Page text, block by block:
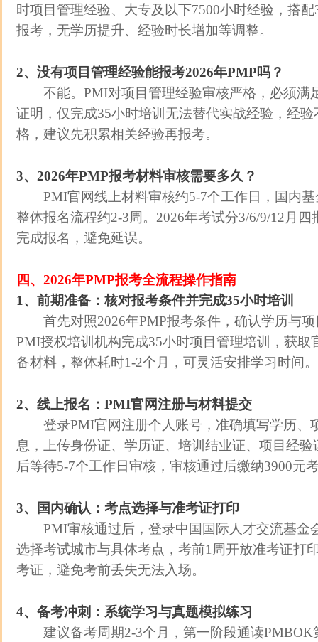
时项目管理经验、大专及以下7500小时经验，搭
报考，无学历提升、经验时长增加等调整。
2、没有项目管理经验能报考2026年PMP吗？
不能。PMI对项目管理经验审核严格，必须满
证明，仅完成35小时培训无法替代实战经验，经
格，建议先积累相关经验再报考。
3、2026年PMP报考材料审核需要多久？
PMI官网线上材料审核约5-7个工作日，国内基
整体报名流程约2-3周。2026年考试分3/6/9/12月
完成报名，避免延误。
四、2026年PMP报考全流程操作指南
1、前期准备：核对报考条件并完成35小时培训
首先对照2026年PMP报考条件，确认学历与项
PMI授权培训机构完成35小时项目管理培训，获取
备材料，整体耗时1-2个月，可灵活安排学习时
2、线上报名：PMI官网注册与材料提交
登录PMI官网注册个人账号，准确填写学历、
息，上传身份证、学历证、培训结业证、项目经
后等待5-7个工作日审核，审核通过后缴纳3900
3、国内确认：考点选择与准考证打印
PMI审核通过后，登录中国国际人才交流基金
选择考试城市与具体考点，考前1周开放准考证打
考证，避免考前丢失无法入场。
4、备考冲刺：系统学习与真题模拟练习
建议备考周期2-3个月，第一阶段通读PMBOK